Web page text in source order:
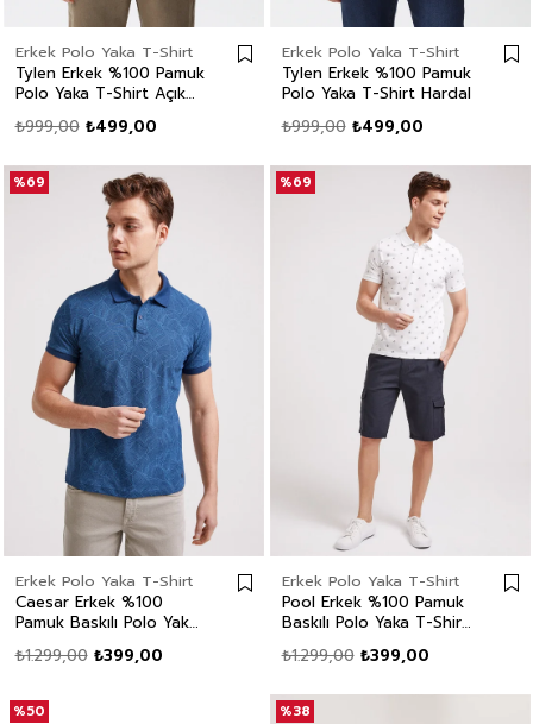
Erkek Polo Yaka T-Shirt
Tylen Erkek %100 Pamuk
Polo Yaka T-Shirt Açık
₺499,00
₺999,00
Erkek Polo Yaka T-Shirt
Tylen Erkek %100 Pamuk
Polo Yaka T-Shirt Hardal
₺499,00
₺999,00
Erkek Polo Yaka T-Shirt
Caesar Erkek %100
Pamuk Baskılı Polo Yaka
₺399,00
₺1.299,00
%69
Erkek Polo Yaka T-Shirt
Pool Erkek %100 Pamuk
Baskılı Polo Yaka T-Shirt
₺399,00
₺1.299,00
%69
%50 %38